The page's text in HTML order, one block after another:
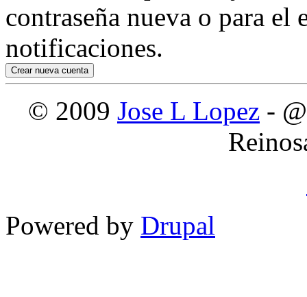
contraseña nueva o para
notificaciones.
© 2009 Jose L Lopez -
Powered by Drupal